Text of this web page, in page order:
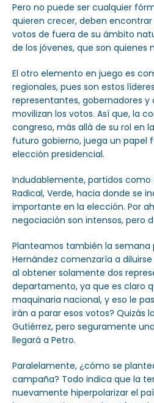
Pero no puede ser cualquier
quieren crecer, deben
votos de fuera de su ámbito
de los jóvenes, que son quienes
El otro elemento en juego es
regionales, pues son estos
representantes, gobernadores y
movilizan los votos. Así que, la
congreso, más allá de su rol en
futuro gobierno, juega un papel
elección presidencial.
Indudablemente, partidos como
Radical, Verde, hacia donde se
importante en la elección. Por
negociación son intensos, pero
Planteamos también la semana
Hernández comenzaría a
al obtener solamente dos
departamento, ya que es claro
maquinaria nacional, y eso le
irán a parar esos votos? Quizás
Gutiérrez, pero seguramente
llegará a Petro.
Paralelamente, ¿cómo se
campaña? Todo indica que la
nuevamente hiperpolarizar el